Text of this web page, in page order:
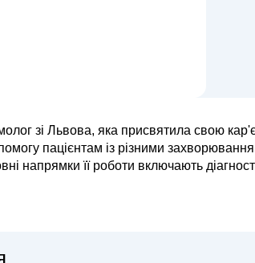
зі Львова, яка присвятила свою
пацієнтам із різними